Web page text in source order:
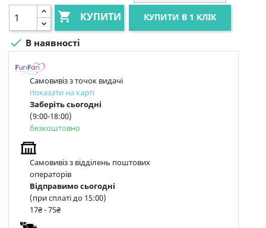
 КУПИТИ КУПИТИ В 1 КЛІК
 В наявності
Самовивіз з точок видачі
показати на карті
Заберіть сьогодні
(9:00-18:00)
безкоштовно
Самовивіз з відділень поштових
операторів
Відправимо сьогодні
(при сплаті до 15:00)
17₴ - 75₴